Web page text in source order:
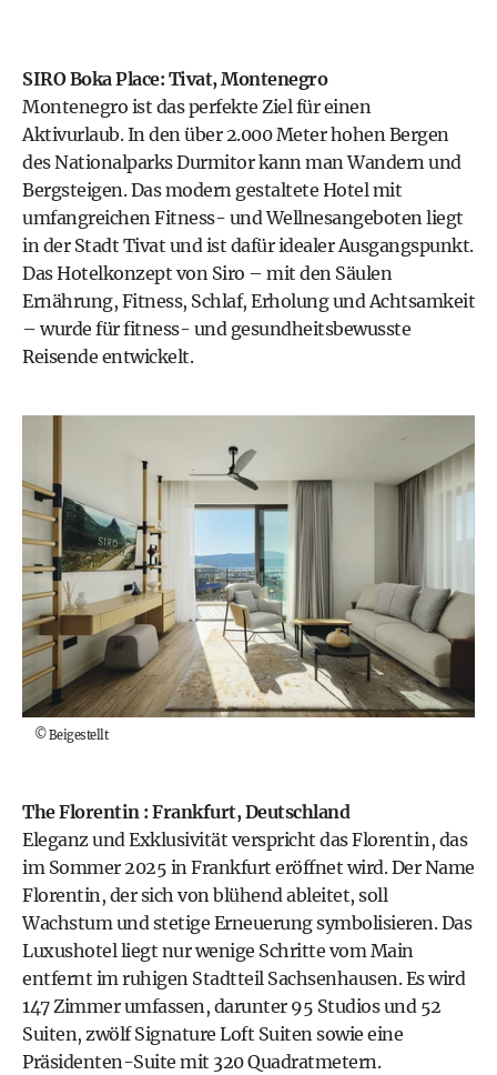
SIRO Boka Place: Tivat, Montenegro
Montenegro ist das perfekte Ziel für einen
Aktivurlaub. In den über 2.000 Meter hohen Bergen
des Nationalparks Durmitor kann man Wandern und
Bergsteigen. Das modern gestaltete Hotel mit
umfangreichen Fitness- und Wellnesangeboten liegt
in der Stadt Tivat und ist dafür idealer Ausgangspunkt.
Das Hotelkonzept von Siro – mit den Säulen
Ernährung, Fitness, Schlaf, Erholung und Achtsamkeit
– wurde für fitness- und gesundheitsbewusste
Reisende entwickelt.
©Beigestellt
The Florentin : Frankfurt, Deutschland
Eleganz und Exklusivität verspricht das Florentin, das
im Sommer 2025 in Frankfurt eröffnet wird. Der Name
Florentin, der sich von blühend ableitet, soll
Wachstum und stetige Erneuerung symbolisieren. Das
Luxushotel liegt nur wenige Schritte vom Main
entfernt im ruhigen Stadtteil Sachsenhausen. Es wird
147 Zimmer umfassen, darunter 95 Studios und 52
Suiten, zwölf Signature Loft Suiten sowie eine
Präsidenten-Suite mit 320 Quadratmetern.